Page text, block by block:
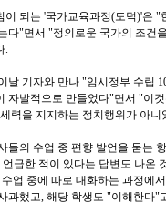
이 되는 '국가교육과정(도덕)'은
다"면서 "정의로운 국가의 조건
.
날 기자와 만나 "임시정부 수립
자발적으로 만들었다"면서 "이
력을 지지하는 정치행위가 아니
들의 수업 중 편향 발언을 묻는
급한 적이 있다는 답변도 나온
업 중에 따로 대화하는 과정에
과했고, 해당 학생도 "이해한다"